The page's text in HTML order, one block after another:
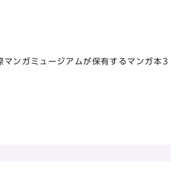
ンガミュージアムが保有するマンガ本3